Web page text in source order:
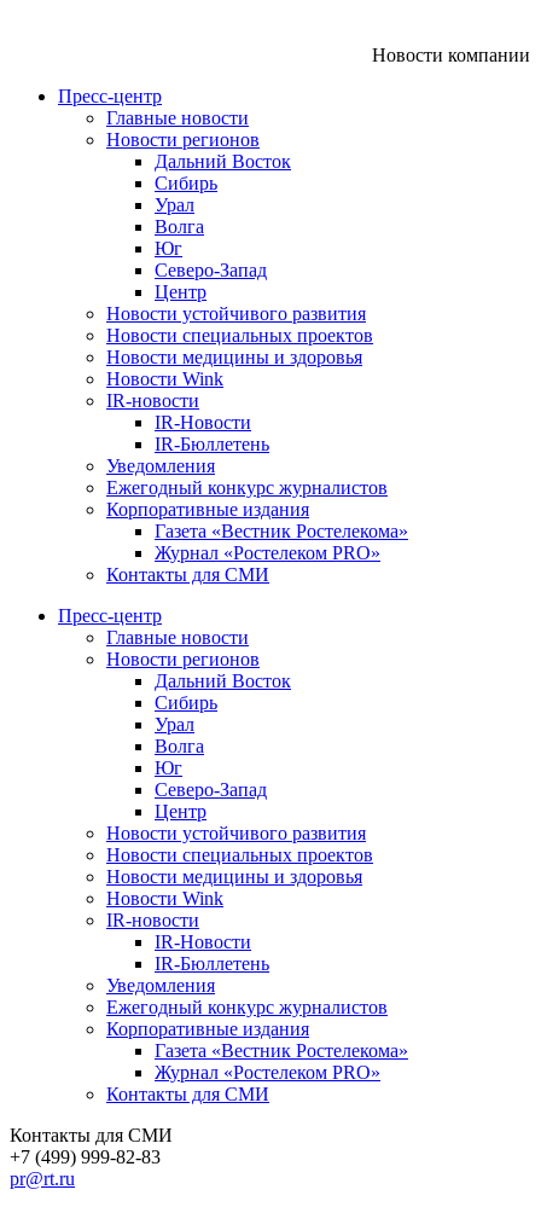
Новости компании
Пресс-центр
Главные новости
Новости регионов
Дальний Восток
Сибирь
Урал
Волга
Юг
Северо-Запад
Центр
Новости устойчивого развития
Новости специальных проектов
Новости медицины и здоровья
Новости Wink
IR-новости
IR-Новости
IR-Бюллетень
Уведомления
Ежегодный конкурс журналистов
Корпоративные издания
Газета «Вестник Ростелекома»
Журнал «Ростелеком PRO»
Контакты для СМИ
Пресс-центр
Главные новости
Новости регионов
Дальний Восток
Сибирь
Урал
Волга
Юг
Северо-Запад
Центр
Новости устойчивого развития
Новости специальных проектов
Новости медицины и здоровья
Новости Wink
IR-новости
IR-Новости
IR-Бюллетень
Уведомления
Ежегодный конкурс журналистов
Корпоративные издания
Газета «Вестник Ростелекома»
Журнал «Ростелеком PRO»
Контакты для СМИ
Контакты для СМИ
+7 (499) 999-82-83
pr@rt.ru